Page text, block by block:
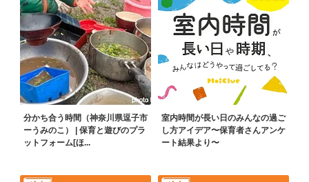
分かち合う時間（神奈川県逗子市
ーうみのこ） | 保育と遊びのプラ
ットフォーム[ほ...
室内時間が長い日のみんなの過ご
し方アイデア〜保育者さんアンケ
ート結果より〜